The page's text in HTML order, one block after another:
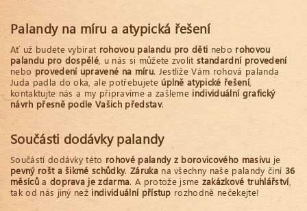
Palandy na míru a atypická řešení
Ať už budete vybírat rohovou palandu pro děti nebo rohovou
palandu pro dospělé , u nás si můžete zvolitstandardní provedení
nebo provedení upravené na míru. Jestliže Vám rohová palanda
Juda padla do oka, ale potřebujete úplně atypické řešení,
kontaktujte nás a my připravíme a zašleme individuální grafický
návrh přesně podle Vašich představ.
Součásti dodávky palandy
Součástí dodávky této rohové palandy z borovicového masivu je
pevný rošt a šikmé schůdky. Zárukana všechny naše palandy činí 36
měsícůa doprava je zdarma. A protože jsme zakázkové truhlářství,
tak od nás jiný než individuální přístup rozhodně nečekejte!